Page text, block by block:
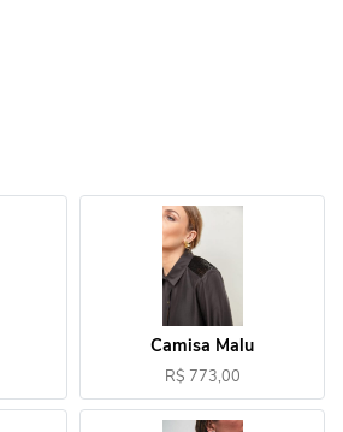
Camisa Malu
R$ 773,00